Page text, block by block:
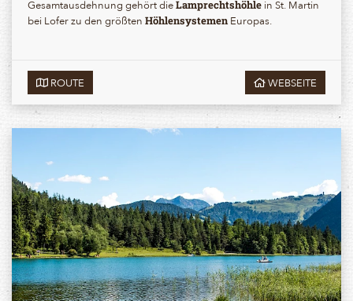
Gesamtausdehnung gehört dieLamprechtshöhle in St. Martin
bei Lofer zu den größten Höhlensystemen Europas.
ROUTE WEBSEITE